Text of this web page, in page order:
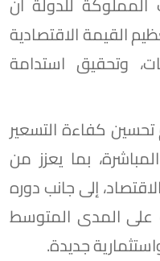
القيمة الاقتصادية
وتحقيق استدامة
تحسين كفاءة التسعير
بما يعزز من
إلى جانب دوره
على المدى المتوسط
جديدة.